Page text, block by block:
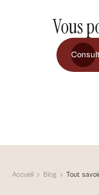
Vous
Accueil Blog Tout